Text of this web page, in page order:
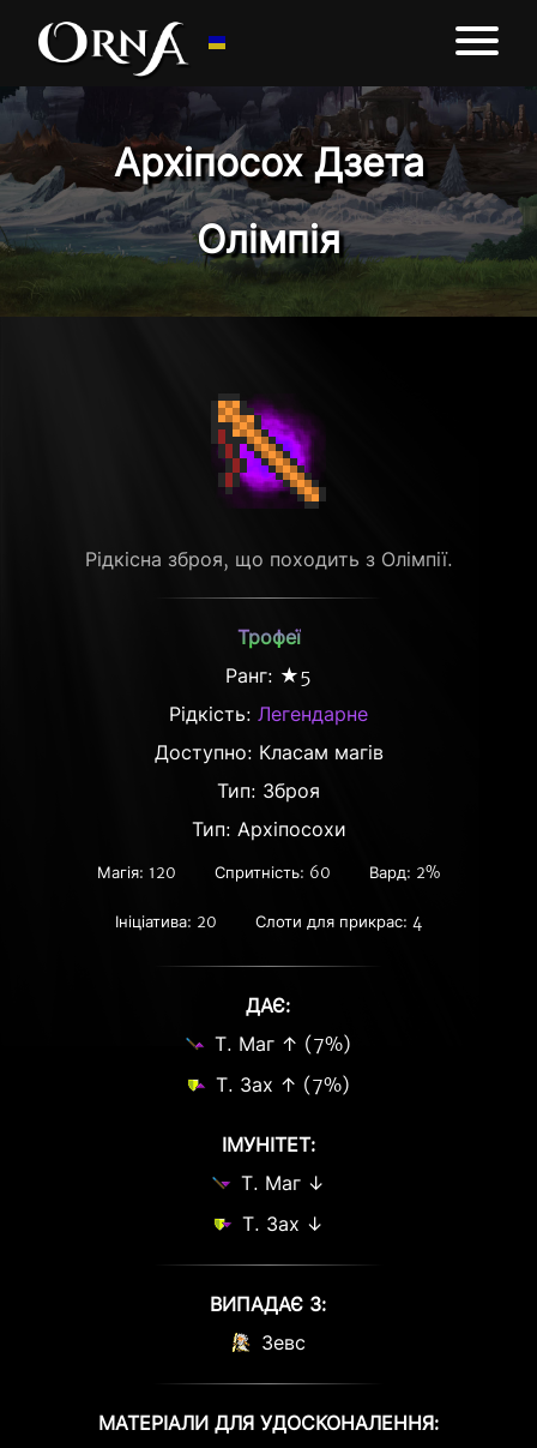
Архіпосох Дзета
Олімпія
Рідкісна зброя, що походить з Олімпії.
Трофеї
Ранг: ★5
Рідкість: Легендарне
Доступно: Класам магів
Тип: Зброя
Тип: Архіпосохи
Магія: 120 Спритність: 60 Вард: 2%
Ініціатива: 20 Слоти для прикрас: 4
ДАЄ:
Т. Маг ↑ (7%)
Т. Зах ↑ (7%)
ІМУНІТЕТ:
Т. Маг ↓
Т. Зах ↓
ВИПАДАЄ З:
Зевс
МАТЕРІАЛИ ДЛЯ УДОСКОНАЛЕННЯ: